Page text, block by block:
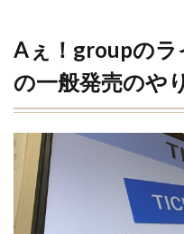
Aぇ！groupのラ
の一般発売のや